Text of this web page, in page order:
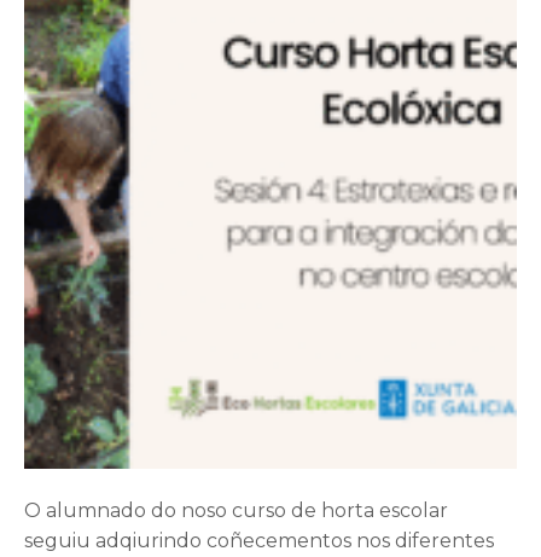
O alumnado do noso curso de horta escolar
seguiu adqiurindo coñecementos nos diferentes